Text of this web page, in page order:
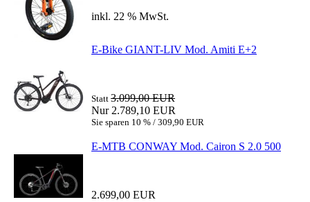
inkl. 22 % MwSt.
E-Bike GIANT-LIV Mod. Amiti E+2
Statt 3.099,00 EUR
Nur 2.789,10 EUR
Sie sparen 10 % / 309,90 EUR
E-MTB CONWAY Mod. Cairon S 2.0 500
2.699,00 EUR